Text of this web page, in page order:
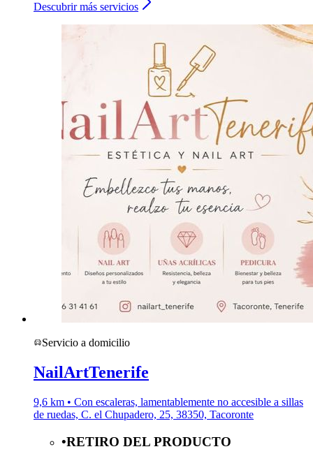
Descubrir más servicios
Servicio a domicilio
NailArtTenerife
9,6 km • Con escaleras, lamentablemente no accesible a sillas
de ruedas, C. el Chupadero, 25, 38350, Tacoronte
•RETIRO DEL PRODUCTO